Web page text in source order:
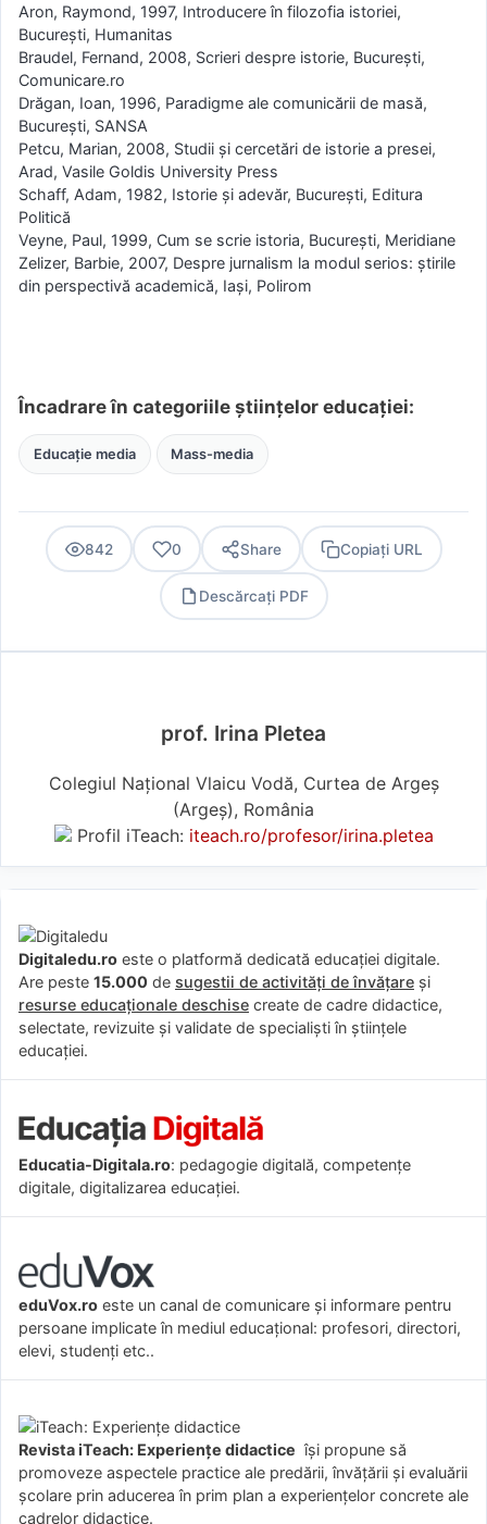
Aron, Raymond, 1997, Introducere în filozofia istoriei,
Bucureşti, Humanitas
Braudel, Fernand, 2008, Scrieri despre istorie, Bucureşti,
Comunicare.ro
Drăgan, Ioan, 1996, Paradigme ale comunicării de masă,
Bucureşti, SANSA
Petcu, Marian, 2008, Studii şi cercetări de istorie a presei,
Arad, Vasile Goldis University Press
Schaff, Adam, 1982, Istorie şi adevăr, Bucureşti, Editura
Politică
Veyne, Paul, 1999, Cum se scrie istoria, Bucureşti, Meridiane
Zelizer, Barbie, 2007, Despre jurnalism la modul serios: ştirile
din perspectivă academică, Iaşi, Polirom
Încadrare în categoriile științelor educației:
Educație media Mass-media
842 0 Share Copiați URL
Descărcați PDF
prof. Irina Pletea
Colegiul Național Vlaicu Vodă, Curtea de Argeș
(Argeş), România
Profil iTeach: iteach.ro/profesor/irina.pletea
Digitaledu.ro este o platformă dedicată educației digitale.
Are peste 15.000 de sugestii de activități de învățare și
resurse educaționale deschise create de cadre didactice,
selectate, revizuite și validate de specialiști în științele
educației.
Educatia-Digitala.ro: pedagogie digitală, competențe
digitale, digitalizarea educației.
eduVox.ro este un canal de comunicare și informare pentru
persoane implicate în mediul educațional: profesori, directori,
elevi, studenți etc..
Revista iTeach: Experienţe didactice îşi propune să
promoveze aspectele practice ale predării, învăţării şi evaluării
şcolare prin aducerea în prim plan a experienţelor concrete ale
cadrelor didactice.